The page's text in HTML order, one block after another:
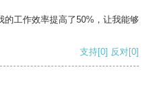
工作效率提高了50%，让我能够
支持[0] 反对[0]